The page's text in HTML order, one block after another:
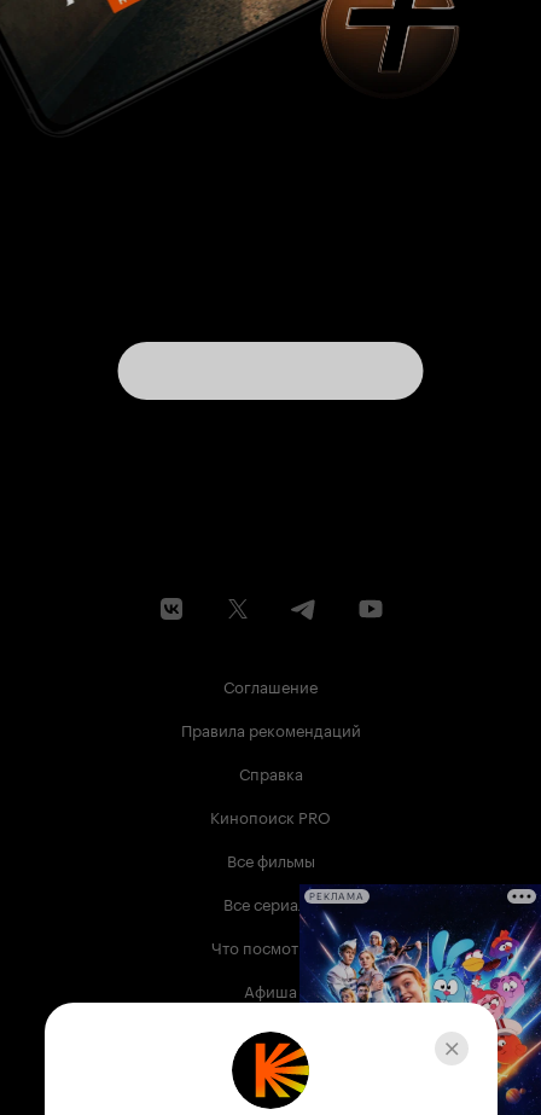
Соглашение
Правила рекомендаций
Справка
Кинопоиск PRO
Все фильмы
Все сериалы
Что посмотреть
Афиша
Музыка
Телепрограмма
РЕКЛАМА